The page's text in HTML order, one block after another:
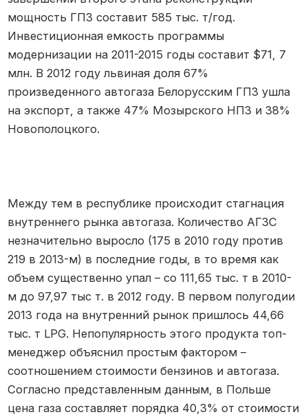
мощность ГПЗ составит 585 тыс. т/год.
Инвестиционная емкость программы
модернизации на 2011-2015 годы составит $71, 7
млн. В 2012 году львиная доля 67%
произведенного автогаза Белорусским ГПЗ ушла
на экспорт, а также 47% Мозырского НПЗ и 38%
Новополоцкого.
Между тем в республике происходит стагнация
внутреннего рынка автогаза. Количество АГЗС
незначительно выросло (175 в 2010 году против
219 в 2013-м) в последние годы, в то время как
объем существенно упал – со 111,65 тыс. т в 2010-
м до 97,97 тыс т. в 2012 году. В первом полугодии
2013 года на внутренний рынок пришлось 44,66
тыс. т LPG. Непопулярность этого продукта топ-
менеджер объяснил простым фактором –
соотношением стоимости бензинов и автогаза.
Согласно представленным данным, в Польше
цена газа составляет порядка 40,3% от стоимости